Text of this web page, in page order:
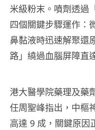
米級粉末。噴劑透過
四個關鍵步驟運作：
鼻黏液時迅速解聚還
路」繞過血腦屏障直
港大醫學院藥理及藥
任周聖峰指出，中樞
高達 9 成，關鍵原因